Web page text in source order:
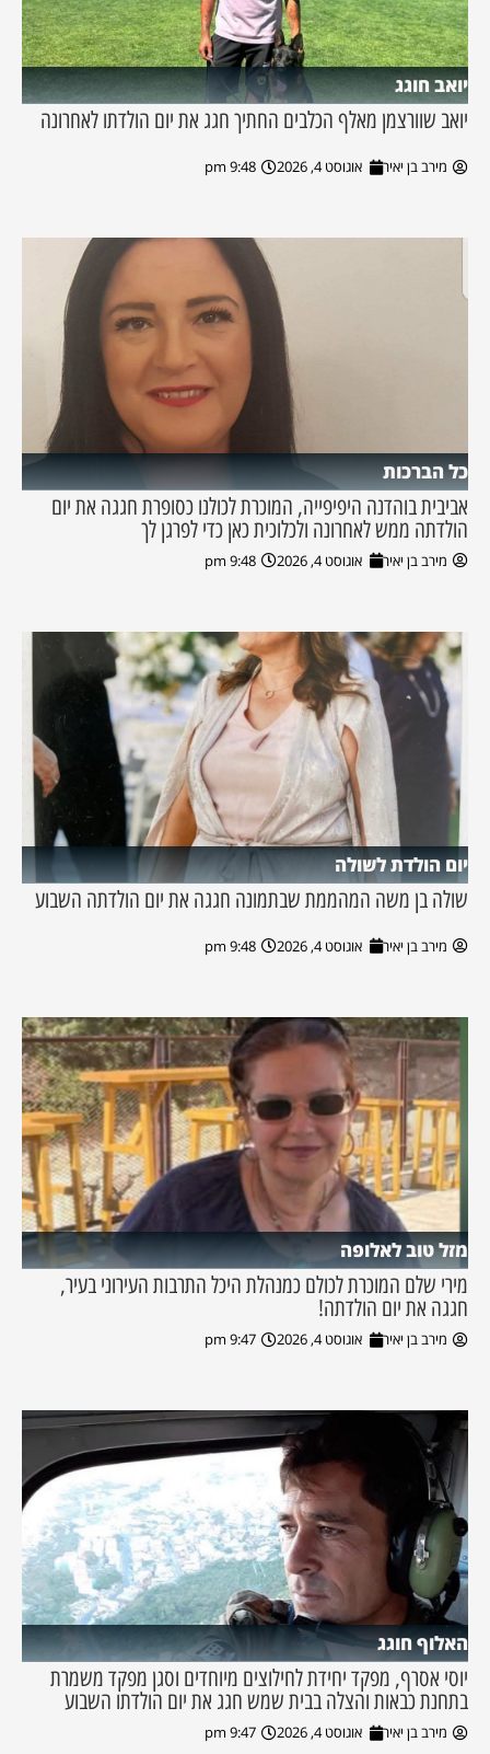
יואב חוגג
יואב שוורצמן מאלף הכלבים החתיך חגג את יום הולדתו לאחרונה
מירב בן יאיר אוגוסט 4, 2026 9:48 pm
כל הברכות
אביבית בוהדנה היפיפייה, המוכרת לכולנו כסופרת חגגה את יום
הולדתה ממש לאחרונה ולכלוכית כאן כדי לפרגן לך
מירב בן יאיר אוגוסט 4, 2026 9:48 pm
יום הולדת לשולה
שולה בן משה המהממת שבתמונה חגגה את יום הולדתה השבוע
מירב בן יאיר אוגוסט 4, 2026 9:48 pm
מזל טוב לאלופה
מירי שלם המוכרת לכולם כמנהלת היכל התרבות העירוני בעיר,
חגגה את יום הולדתה!
מירב בן יאיר אוגוסט 4, 2026 9:47 pm
האלוף חוגג
יוסי אסרף, מפקד יחידת לחילוצים מיוחדים וסגן מפקד משמרת
בתחנת כבאות והצלה בבית שמש חגג את יום הולדתו השבוע
מירב בן יאיר אוגוסט 4, 2026 9:47 pm